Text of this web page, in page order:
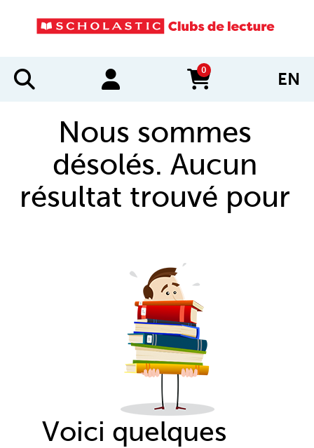
0
items in cart EN
Nous sommes
désolés. Aucun
résultat trouvé pour
Voici quelques